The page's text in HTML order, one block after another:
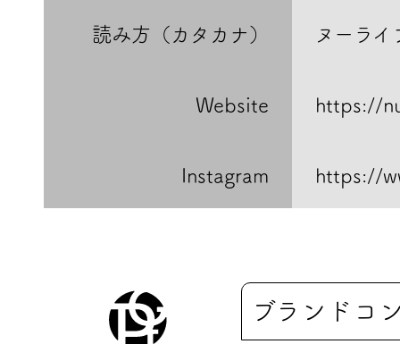
読み方（カタカナ） ヌーラ
Website https://
Instagram https://
ブランドコ